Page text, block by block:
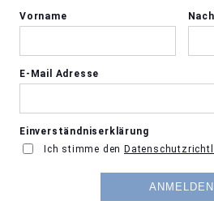
Vorname
E-Mail Adresse
Einverständniserklärung
Ich stimme den
ANMELDEN